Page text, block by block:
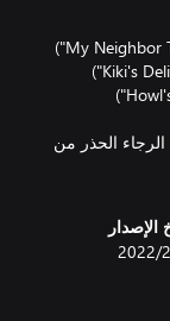
الحذر من
الإصدار